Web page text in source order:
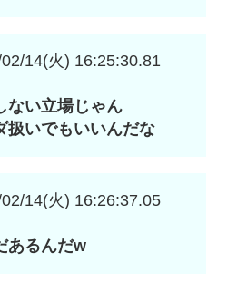
14(火) 16:25:30.81
ない立場じゃん
扱いでもいいんだな
14(火) 16:26:37.05
あるんだw